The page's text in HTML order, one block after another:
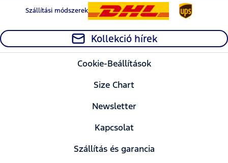
Szállítási módszerek
Kollekció hírek
Cookie-Beállítások
Size Chart
Newsletter
Kapcsolat
Szállítás és garancia